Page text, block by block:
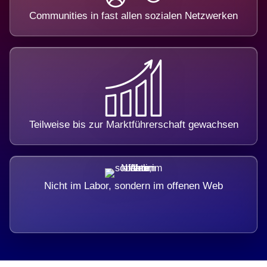
Communities in fast allen sozialen Netzwerken
Teilweise bis zur Marktführerschaft gewachsen
Nicht im Labor, sondern im offenen Web